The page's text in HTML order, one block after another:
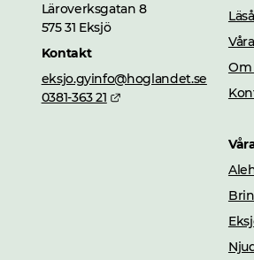
Läroverksgatan 8
575 31 Eksjö
Kontakt
eksjo.gyinfo@hoglandet.se
0381-363 21
Länk till annan
Om